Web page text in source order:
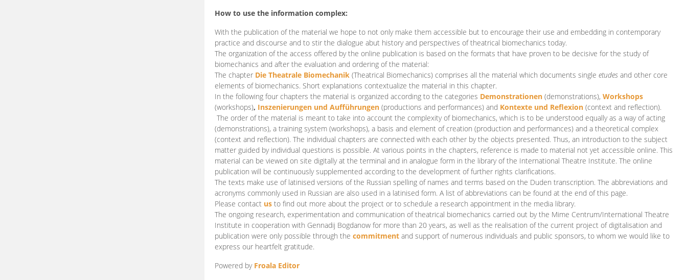
How to use the information complex:
With the publication of the material we hope to not only make them accessible but to encourage their use and embedding in contemporary
practice and discourse and to stir the dialogue abut history and perspectives of theatrical biomechanics today.
The organization of the access offered by the online publication is based on the formats that have proven to be decisive for the study of
biomechanics and after the evaluation and ordering of the material:
The chapter Die Theatrale Biomechanik (Theatrical Biomechanics) comprises all the material which documents single etudes and other core
elements of biomechanics. Short explanations contextualize the material in this chapter.
In the following four chapters the material is organized according to the categories Demonstrationen (demonstrations), Workshops
(workshops), Inszenierungen und Aufführungen (productions and performances) and Kontexte und Reflexion (context and reflection).
The order of the material is meant to take into account the complexity of biomechanics, which is to be understood equally as a way of acting
(demonstrations), a training system (workshops), a basis and element of creation (production and performances) and a theoretical complex
(context and reflection). The individual chapters are connected with each other by the objects presented. Thus, an introduction to the subject
matter guided by individual questions is possible. At various points in the chapters, reference is made to material not yet accessible online. This
material can be viewed on site digitally at the terminal and in analogue form in the library of the International Theatre Institute. The online
publication will be continuously supplemented according to the development of further rights clarifications.
The texts make use of latinised versions of the Russian spelling of names and terms based on the Duden transcription. The abbreviations and
acronyms commonly used in Russian are also used in a latinised form. A list of abbreviations can be found at the end of this page.
Please contact us to find out more about the project or to schedule a research appointment in the media library.
The ongoing research, experimentation and communication of theatrical biomechanics carried out by the Mime Centrum/International Theatre
Institute in cooperation with Gennadij Bogdanow for more than 20 years, as well as the realisation of the current project of digitalisation and
publication were only possible through the commitment and support of numerous individuals and public sponsors, to whom we would like to
express our heartfelt gratitude.
Powered by Froala Editor